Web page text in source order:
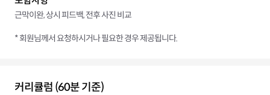
근막이완, 상시 피드백, 전후 사진 비교
* 회원님께서 요청하시거나 필요한 경우 제공됩니다.
커리큘럼 (60분 기준)